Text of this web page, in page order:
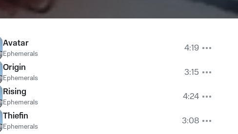
Avatar
Ephemerals
4:19
Origin
Ephemerals
3:15
Rising
Ephemerals
4:24
Thiefin
Ephemerals
3:08